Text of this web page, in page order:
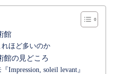
館
ほど多いのか
館の見どころ
Impression, soleil levant』